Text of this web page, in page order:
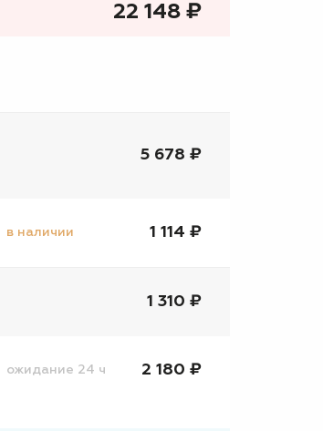
22 148 ₷
5 678 ₽
в наличии 1 114 ₽
1 310 ₽
ожидание 24 ч 2 180 ₽